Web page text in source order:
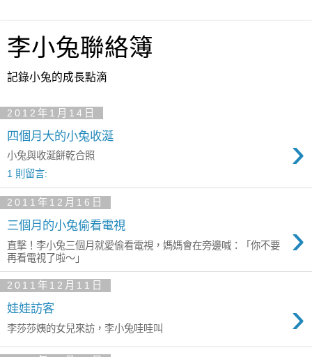
李小兔聯絡簿
記錄小兔的成長點滴
2012年1月14日
四個月大的小兔收涎 ›
小兔與收涎餅乾合照
1 則留言:
2011年12月16日
三個月的小兔偷看電視 ›
直擊！李小兔三個月就愛偷看電視，媽媽會在旁邊喊：「你不要
再看電視了啦～」
2011年12月11日
娃娃訪客 ›
李莎莎姨的女兒來訪，李小兔哇哇叫